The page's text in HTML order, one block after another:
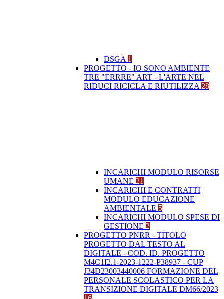
DSGA 1
PROGETTO - IO SONO AMBIENTE
TRE "ERRRE" ART - L'ARTE NEL
RIDUCI RICICLA E RIUTILIZZA 28
INCARICHI MODULO RISORSE
UMANE 21
INCARICHI E CONTRATTI
MODULO EDUCAZIONE
AMBIENTALE 5
INCARICHI MODULO SPESE DI
GESTIONE 2
PROGETTO PNRR - TITOLO
PROGETTO DAL TESTO AL
DIGITALE - COD. ID. PROGETTO
M4C1I2.1-2023-1222-P38937 - CUP
J34D23003440006 FORMAZIONE DEL
PERSONALE SCOLASTICO PER LA
TRANSIZIONE DIGITALE DM66/2023